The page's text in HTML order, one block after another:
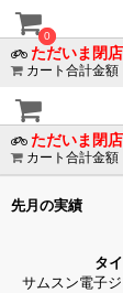
0
会
員
ロ
グ
イ
ン
会員登録
ただいま閉
カート合計金
0
ただいま閉
カート合計金
先月の実績
タ
サムスン電子